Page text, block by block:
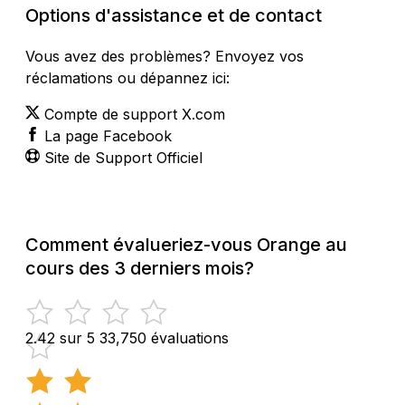
Options d'assistance et de contact
Vous avez des problèmes? Envoyez vos
réclamations ou dépannez ici:
Compte de support X.com
La page Facebook
Site de Support Officiel
Comment évalueriez-vous Orange au
cours des 3 derniers mois?
2.42 sur 5 33,750 évaluations